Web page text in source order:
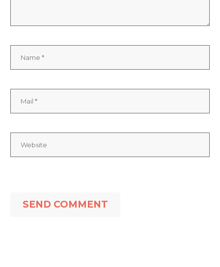
SEND COMMENT